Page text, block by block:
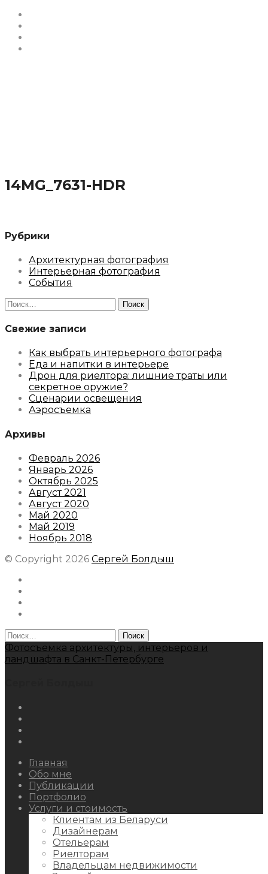
14MG_7631-HDR
Рубрики
Архитектурная фотография
Интерьерная фотография
События
Найти:
Свежие записи
Как выбрать интерьерного фотографа
Еда и напитки в интерьере
Дрон для риелтора: лишние траты или
секретное оружие?
Сценарии освещения
Аэросъемка
Архивы
Февраль 2026
Январь 2026
Октябрь 2025
Август 2021
Август 2020
Май 2020
Май 2019
Ноябрь 2018
© Copyright 2026 Сергей Болдыш
Найти:
Фотосъемка архитектуры, интерьеров и
ландшафта в Санкт-Петербурге
Главная
Обо мне
Публикации
Портфолио
Услуги и стоимость
Клиентам из Беларуси
Дизайнерам
Отельерам
Риелторам
Владельцам недвижимости